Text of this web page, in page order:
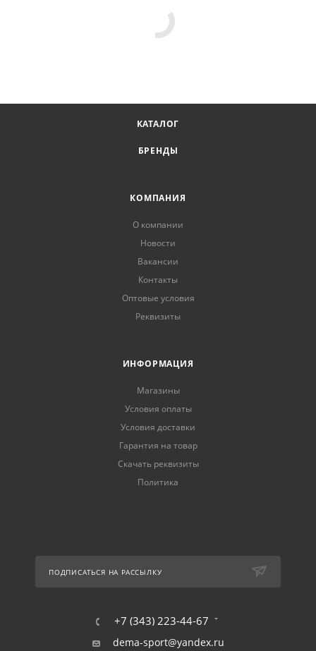
КАТАЛОГ
БРЕНДЫ
КОМПАНИЯ
О компании
Новости
Вакансии
Контакты
Оптовые условия
Реквизиты
ИНФОРМАЦИЯ
Магазины
Условия оплаты
Условия доставки
Гарантия на товар
Скачать реквизиты
Политика
ПОДПИСАТЬСЯ НА РАССЫЛКУ
+7 (343) 223-44-67
dema-sport@yandex.ru